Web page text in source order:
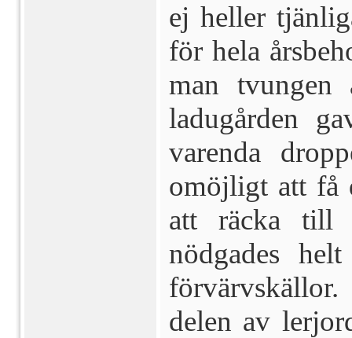
ej heller
för hela
man
ladugården
varenda
omöjligt att få
att räcka till
nödgades
delen av